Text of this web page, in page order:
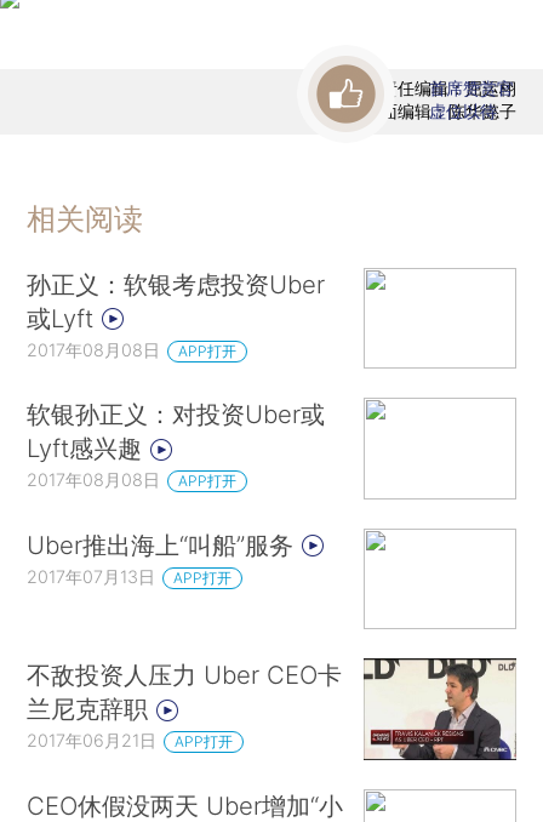
责任编辑：屈运栩
版面编辑：陈华懿子
首席赞赏官
虚位以待
相关阅读
孙正义：软银考虑投资Uber
或Lyft
2017年08月08日 APP打开
软银孙正义：对投资Uber或
Lyft感兴趣
2017年08月08日 APP打开
Uber推出海上“叫船”服务
2017年07月13日 APP打开
不敌投资人压力 Uber CEO卡
兰尼克辞职
2017年06月21日 APP打开
CEO休假没两天 Uber增加“小